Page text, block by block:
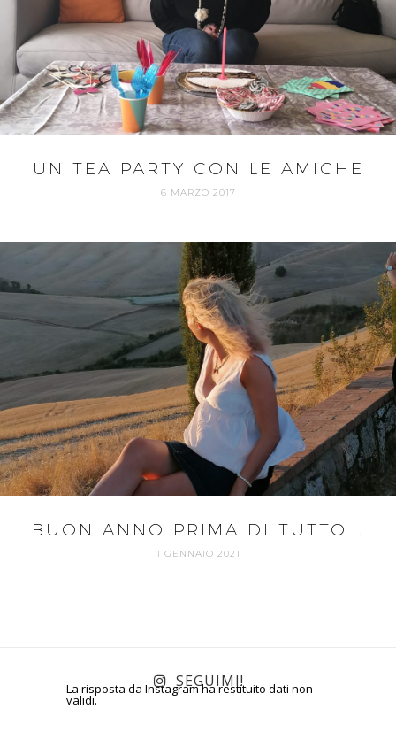
UN TEA PARTY CON LE AMICHE
6 MARZO 2017
BUON ANNO PRIMA DI TUTTO….
1 GENNAIO 2021
La risposta da Instagram ha restituito dati non
validi.
SEGUIMI!